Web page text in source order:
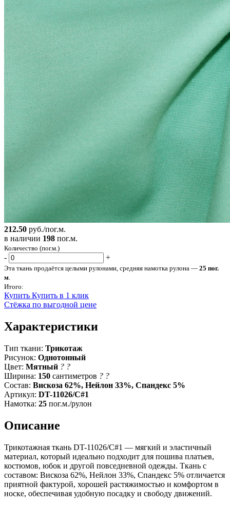
212.50 руб./пог.м.
в наличии 198 пог.м.
Количество (пог.м.)
- +
Эта ткань продаётся целыми рулонами, средняя намотка рулона — 25 пог.
м.
Итого:
Купить Купить в 1 клик
Стёжка по выгодной цене
Характеристики
Тип ткани: Трикотаж
Рисунок: Однотонный
Цвет: Мятный ? ?
Ширина: 150 сантиметров ? ?
Состав: Вискоза 62%, Нейлон 33%, Спандекс 5%
Артикул: DT-11026/C#1
Намотка: 25 пог.м./рулон
Описание
Трикотажная ткань DT-11026/C#1 — мягкий и эластичный
материал, который идеально подходит для пошива платьев,
костюмов, юбок и другой повседневной одежды. Ткань с
составом: Вискоза 62%, Нейлон 33%, Спандекс 5% отличается
приятной фактурой, хорошей растяжимостью и комфортом в
носке, обеспечивая удобную посадку и свободу движений.